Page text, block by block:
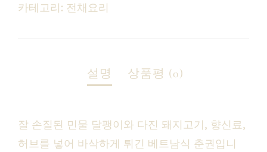
카테고리: 전채요리
잘 손질된 민물 달팽이와 다진 돼지고기, 향신료,
허브를 넣어 바삭하게 튀긴 베트남식 춘권입니